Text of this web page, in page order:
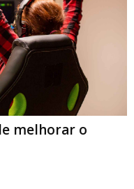
melhorar o